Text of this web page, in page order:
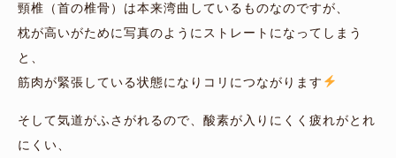
頸椎（首の椎骨）は本来湾曲しているものなのですが、
枕が高いがために写真のようにストレートになってしまう
と、
筋肉が緊張している状態になりコリにつながります
そして気道がふさがれるので、酸素が入りにくく疲れがとれ
にくい、